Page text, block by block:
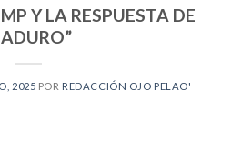
Y LA RESPUESTA DE
2025 POR REDACCIÓN OJO PELAO'